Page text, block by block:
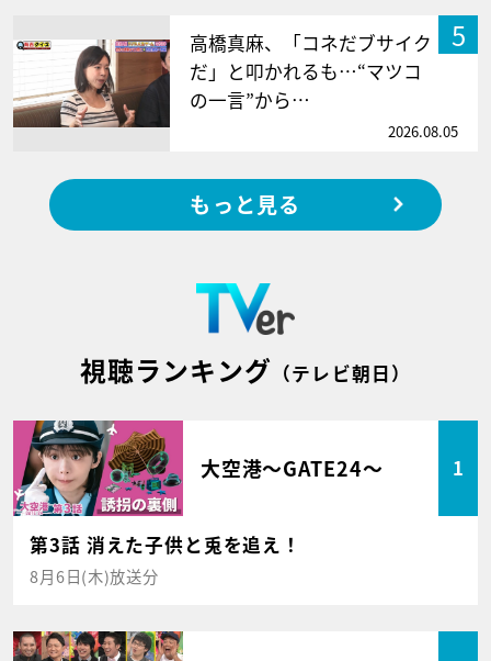
5
高橋真麻、「コネだブサイク
だ」と叩かれるも…“マツコ
の一言”から…
2026.08.05
もっと見る
視聴ランキング （テレビ朝日）
大空港～GATE24～ 1
第3話 消えた子供と兎を追え！
8月6日(木)放送分